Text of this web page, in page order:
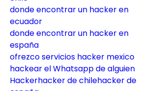
donde encontrar un hacker en
ecuador
donde encontrar un hacker en
españa
ofrezco servicios hacker mexico
hackear el Whatsapp de alguien
Hackerhacker de chilehacker de